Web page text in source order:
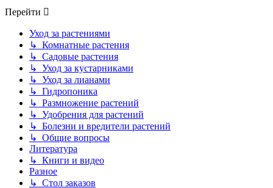
Перейти
Уход за растениями
↳ Комнатные растения
↳ Садовые растения
↳ Уход за кустарниками
↳ Уход за лианами
↳ Гидропоника
↳ Размножение растений
↳ Удобрения для растений
↳ Болезни и вредители растений
↳ Общие вопросы
Литература
↳ Книги и видео
Разное
↳ Стол заказов